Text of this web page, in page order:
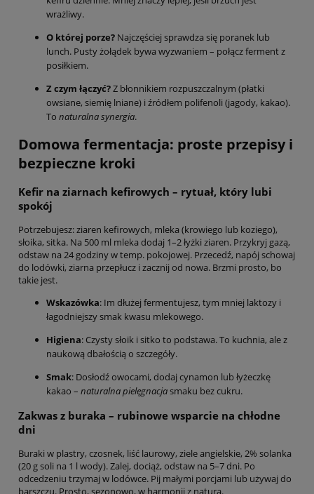
wrażliwy.
O której porze? Najczęściej sprawdza się poranek lub
lunch. Pusty żołądek bywa wyzwaniem – połącz ferment z
posiłkiem.
Z czym łączyć?Z błonnikiem rozpuszczalnym (płatki
owsiane, siemię lniane) i źródłem polifenoli (jagody, kakao).
To naturalna synergia.
Domowa fermentacja: proste przepisy i
bezpieczne kroki
Kefir na ziarnach kefirowych – rytuał, który lubi
spokój
Potrzebujesz: ziaren kefirowych, mleka (krowiego lub koziego),
słoika, sitka. Na 500 ml mleka dodaj 1–2 łyżki ziaren. Przykryj gazą,
odstaw na 24 godziny w temp. pokojowej. Przecedź, napój schowaj
do lodówki, ziarna przepłucz i zacznij od nowa. Brzmi prosto, bo
takie jest.
Wskazówka: Im dłużej fermentujesz, tym mniej laktozy i
łagodniejszy smak kwasu mlekowego.
Higiena: Czysty słoik i sitko to podstawa. To kuchnia, ale z
naukową dbałością o szczegóły.
Smak: Dosłodź owocami, dodaj cynamon lub łyżeczkę
kakao – naturalna pielęgnacjasmaku bez cukru.
Zakwas z buraka – rubinowe wsparcie na chłodne
dni
Buraki w plastry, czosnek, liść laurowy, ziele angielskie, 2% solanka
(20 g soli na 1 l wody). Zalej, dociąż, odstaw na 5–7 dni. Po
odcedzeniu trzymaj w lodówce. Pij małymi porcjami lub używaj do
barszczu. Prosto, sezonowo, w harmonii z naturą.